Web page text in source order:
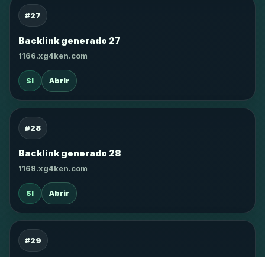
#27
Backlink generado 27
1166.xg4ken.com
SI Abrir
#28
Backlink generado 28
1169.xg4ken.com
SI Abrir
#29